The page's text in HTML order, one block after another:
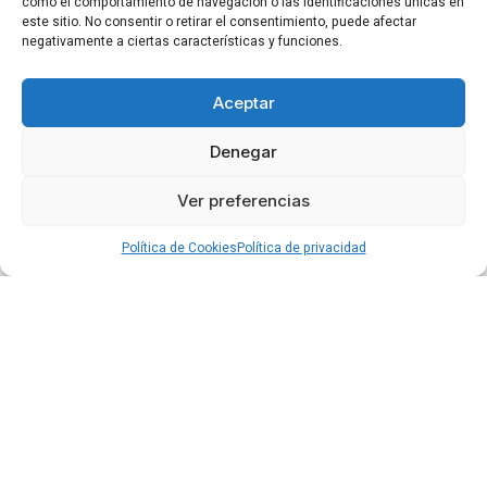
este sitio. No consentir o retirar el consentimiento, puede afectar
negativamente a ciertas características y funciones.
Aceptar
Denegar
Ver preferencias
Política de CookiesPolítica de privacidad